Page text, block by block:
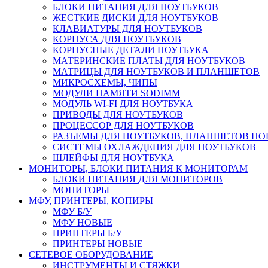
БЛОКИ ПИТАНИЯ ДЛЯ НОУТБУКОВ
ЖЕСТКИЕ ДИСКИ ДЛЯ НОУТБУКОВ
КЛАВИАТУРЫ ДЛЯ НОУТБУКОВ
КОРПУСА ДЛЯ НОУТБУКОВ
КОРПУСНЫЕ ДЕТАЛИ НОУТБУКА
МАТЕРИНСКИЕ ПЛАТЫ ДЛЯ НОУТБУКОВ
МАТРИЦЫ ДЛЯ НОУТБУКОВ И ПЛАНШЕТОВ
МИКРОСХЕМЫ, ЧИПЫ
МОДУЛИ ПАМЯТИ SODIMM
МОДУЛЬ WI-FI ДЛЯ НОУТБУКА
ПРИВОДЫ ДЛЯ НОУТБУКОВ
ПРОЦЕССОР ДЛЯ НОУТБУКОВ
РАЗЪЕМЫ ДЛЯ НОУТБУКОВ, ПЛАНШЕТОВ
СИСТЕМЫ ОХЛАЖДЕНИЯ ДЛЯ НОУТБУКОВ
ШЛЕЙФЫ ДЛЯ НОУТБУКА
МОНИТОРЫ, БЛОКИ ПИТАНИЯ К МОНИТОРАМ
БЛОКИ ПИТАНИЯ ДЛЯ МОНИТОРОВ
МОНИТОРЫ
МФУ, ПРИНТЕРЫ, КОПИРЫ
МФУ Б/У
МФУ НОВЫЕ
ПРИНТЕРЫ Б/У
ПРИНТЕРЫ НОВЫЕ
СЕТЕВОЕ ОБОРУДОВАНИЕ
ИНСТРУМЕНТЫ И СТЯЖКИ